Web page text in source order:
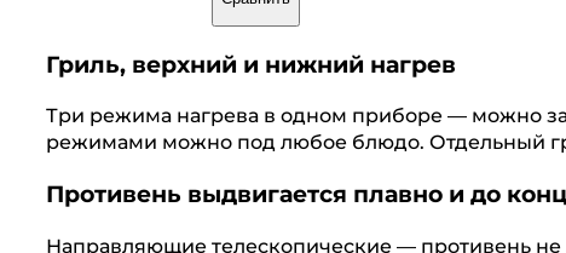
Гриль, верхний и нижний нагрев
Три режима нагрева в одном приборе — можно
режимами можно под любое блюдо. Отдельный
Противень выдвигается плавно и до
Направляющие телескопические — противень